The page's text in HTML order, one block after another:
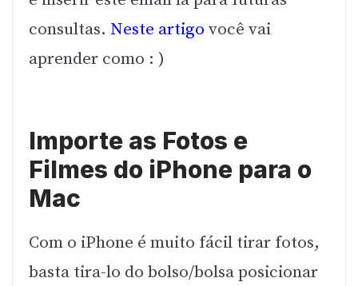
consultas. Neste artigo você vai
aprender como : )
Importe as Fotos e
Filmes do iPhone para o
Mac
Com o iPhone é muito fácil tirar fotos,
basta tira-lo do bolso/bolsa posicionar